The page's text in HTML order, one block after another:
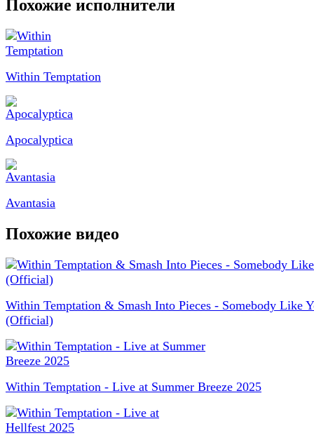
Похожие исполнители
Within Temptation
Apocalyptica
Avantasia
Похожие видео
Within Temptation & Smash Into Pieces - Somebody Like
(Official)
Within Temptation - Live at Summer Breeze 2025